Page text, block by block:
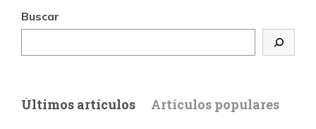
Buscar
Últimos artículos Artículos populares